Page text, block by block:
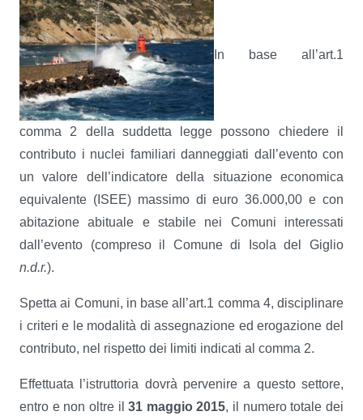
In base all’art.1
comma 2 della suddetta legge possono chiedere il
contributo i nuclei familiari danneggiati dall’evento con
un valore dell’indicatore della situazione economica
equivalente (ISEE) massimo di euro 36.000,00 e con
abitazione abituale e stabile nei Comuni interessati
dall’evento (compreso il Comune di Isola del Giglio
n.d.r.).
Spetta ai Comuni, in base all’art.1 comma 4, disciplinare
i criteri e le modalità di assegnazione ed erogazione del
contributo, nel rispetto dei limiti indicati al comma 2.
Effettuata l’istruttoria dovrà pervenire a questo settore,
entro e non oltre il31 maggio 2015, il numero totale dei